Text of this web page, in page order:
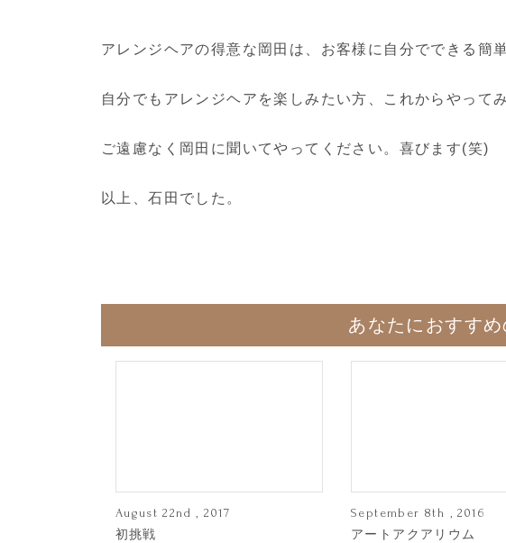
アレンジヘアの得意な岡田は、お客様に自分でできる簡
自分でもアレンジヘアを楽しみたい方、これからやって
ご遠慮なく岡田に聞いてやってください。喜びます(笑)
以上、石田でした。
あなたにおすす
August 22nd , 2017
初挑戦
September 8th , 2016
アートアクアリウム